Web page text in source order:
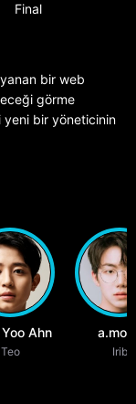
Final
bir web
görme
yeni bir yöneticinin
Ahn
Teo Irib